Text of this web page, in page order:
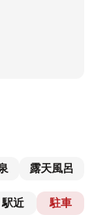
露天風呂
駅近 駐車